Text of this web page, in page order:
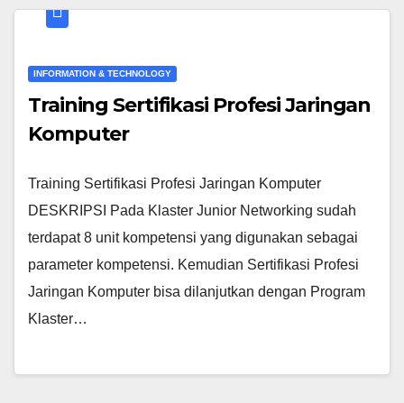
INFORMATION & TECHNOLOGY
Training Sertifikasi Profesi Jaringan
Komputer
Training Sertifikasi Profesi Jaringan Komputer
DESKRIPSI Pada Klaster Junior Networking sudah
terdapat 8 unit kompetensi yang digunakan sebagai
parameter kompetensi. Kemudian Sertifikasi Profesi
Jaringan Komputer bisa dilanjutkan dengan Program
Klaster…